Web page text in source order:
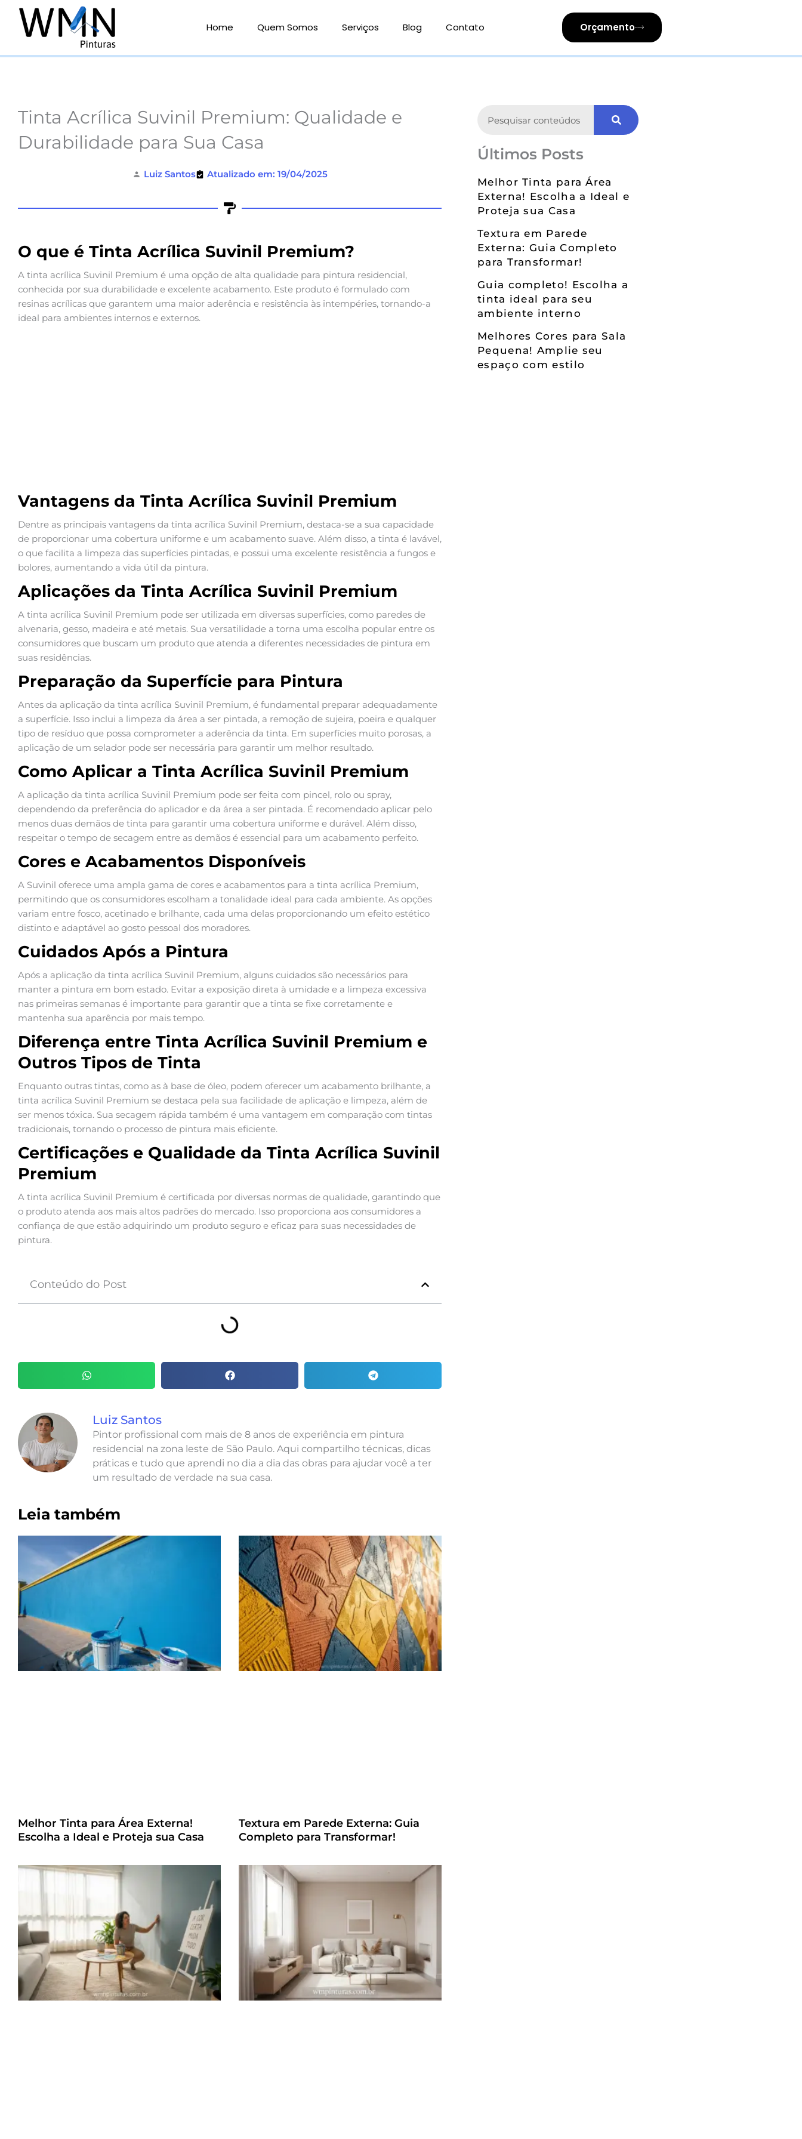
Home Quem Somos Serviços Blog Contato Orçamento
Tinta Acrílica Suvinil Premium: Qualidade e
Durabilidade para Sua Casa
Luiz Santos Atualizado em: 19/04/2025
O que é Tinta Acrílica Suvinil Premium?
A tinta acrílica Suvinil Premium é uma opção de alta qualidade para pintura residencial,
conhecida por sua durabilidade e excelente acabamento. Este produto é formulado com
resinas acrílicas que garantem uma maior aderência e resistência às intempéries, tornando-a
ideal para ambientes internos e externos.
Vantagens da Tinta Acrílica Suvinil Premium
Dentre as principais vantagens da tinta acrílica Suvinil Premium, destaca-se a sua capacidade
de proporcionar uma cobertura uniforme e um acabamento suave. Além disso, a tinta é lavável,
o que facilita a limpeza das superfícies pintadas, e possui uma excelente resistência a fungos e
bolores, aumentando a vida útil da pintura.
Aplicações da Tinta Acrílica Suvinil Premium
A tinta acrílica Suvinil Premium pode ser utilizada em diversas superfícies, como paredes de
alvenaria, gesso, madeira e até metais. Sua versatilidade a torna uma escolha popular entre os
consumidores que buscam um produto que atenda a diferentes necessidades de pintura em
suas residências.
Preparação da Superfície para Pintura
Antes da aplicação da tinta acrílica Suvinil Premium, é fundamental preparar adequadamente
a superfície. Isso inclui a limpeza da área a ser pintada, a remoção de sujeira, poeira e qualquer
tipo de resíduo que possa comprometer a aderência da tinta. Em superfícies muito porosas, a
aplicação de um selador pode ser necessária para garantir um melhor resultado.
Como Aplicar a Tinta Acrílica Suvinil Premium
A aplicação da tinta acrílica Suvinil Premium pode ser feita com pincel, rolo ou spray,
dependendo da preferência do aplicador e da área a ser pintada. É recomendado aplicar pelo
menos duas demãos de tinta para garantir uma cobertura uniforme e durável. Além disso,
respeitar o tempo de secagem entre as demãos é essencial para um acabamento perfeito.
Cores e Acabamentos Disponíveis
A Suvinil oferece uma ampla gama de cores e acabamentos para a tinta acrílica Premium,
permitindo que os consumidores escolham a tonalidade ideal para cada ambiente. As opções
variam entre fosco, acetinado e brilhante, cada uma delas proporcionando um efeito estético
distinto e adaptável ao gosto pessoal dos moradores.
Cuidados Após a Pintura
Após a aplicação da tinta acrílica Suvinil Premium, alguns cuidados são necessários para
manter a pintura em bom estado. Evitar a exposição direta à umidade e a limpeza excessiva
nas primeiras semanas é importante para garantir que a tinta se fixe corretamente e
mantenha sua aparência por mais tempo.
Diferença entre Tinta Acrílica Suvinil Premium e
Outros Tipos de Tinta
Enquanto outras tintas, como as à base de óleo, podem oferecer um acabamento brilhante, a
tinta acrílica Suvinil Premium se destaca pela sua facilidade de aplicação e limpeza, além de
ser menos tóxica. Sua secagem rápida também é uma vantagem em comparação com tintas
tradicionais, tornando o processo de pintura mais eficiente.
Certificações e Qualidade da Tinta Acrílica Suvinil
Premium
A tinta acrílica Suvinil Premium é certificada por diversas normas de qualidade, garantindo que
o produto atenda aos mais altos padrões do mercado. Isso proporciona aos consumidores a
confiança de que estão adquirindo um produto seguro e eficaz para suas necessidades de
pintura.
Conteúdo do Post
Luiz Santos
Pintor profissional com mais de 8 anos de experiência em pintura
residencial na zona leste de São Paulo. Aqui compartilho técnicas, dicas
práticas e tudo que aprendi no dia a dia das obras para ajudar você a ter
um resultado de verdade na sua casa.
Leia também
Melhor Tinta para Área Externa!
Escolha a Ideal e Proteja sua Casa
Textura em Parede Externa: Guia
Completo para Transformar!
Últimos Posts
Melhor Tinta para Área
Externa! Escolha a Ideal e
Proteja sua Casa
Textura em Parede
Externa: Guia Completo
para Transformar!
Guia completo! Escolha a
tinta ideal para seu
ambiente interno
Melhores Cores para Sala
Pequena! Amplie seu
espaço com estilo